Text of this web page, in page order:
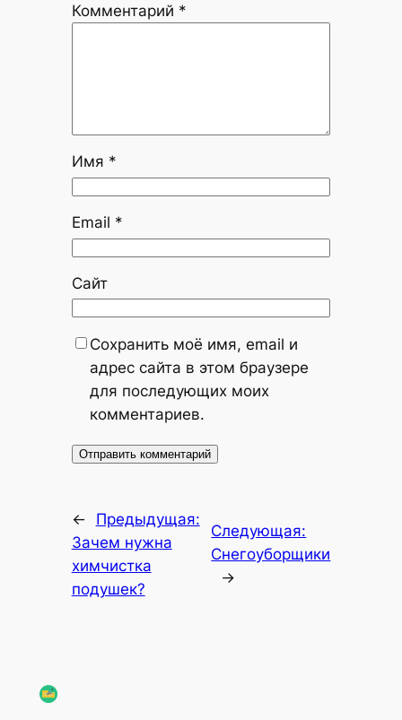
Комментарий *
Имя *
Email *
Сайт
Сохранить моё имя, email и
адрес сайта в этом браузере
для последующих моих
комментариев.
←
Предыдущая:
Зачем нужна
химчистка
подушек?
Следующая:
Снегоуборщики
→